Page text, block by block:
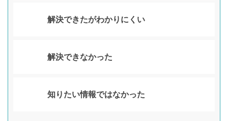
解決できたがわかりにくい
解決できなかった
知りたい情報ではなかった